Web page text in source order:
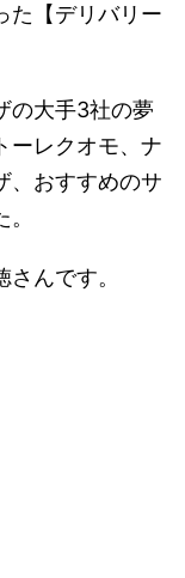
た【デリバリー
の大手3社の夢
ーレクオモ、ナ
、おすすめのサ
んです。